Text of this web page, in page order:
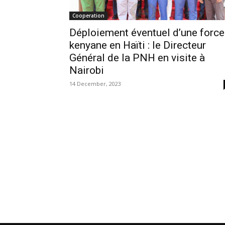
Cooperation
Déploiement éventuel d’une force
kenyane en Haïti : le Directeur
Général de la PNH en visite à
Nairobi
14 December, 2023